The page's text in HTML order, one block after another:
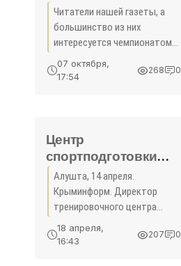
Крыма»
Читатели нашей газеты, а
большинство из них
интересуется чемпионатом
за ним по обзорам в
07 октября,
17:54
268 0
Центр
спортподготовки
«Крымский»
намерен
организовать
проведение
чемпионами мастер-
Алушта, 14 апреля.
Крыминформ. Директор
тренировочного центра
сборных команд России
18 апреля,
16:43
207 0